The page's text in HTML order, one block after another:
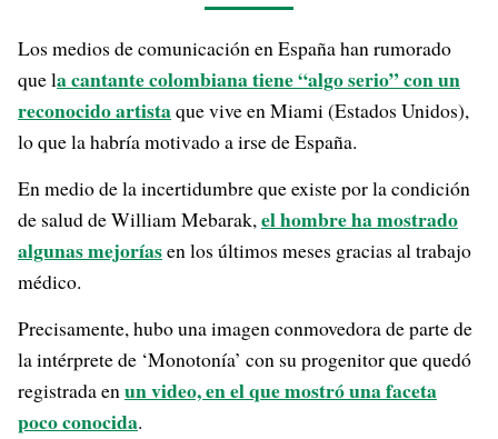
Los medios de comunicación en España han rumorado
que la cantante colombiana tiene “algo serio” con un
reconocido artistaque vive en Miami (Estados Unidos),
lo que la habría motivado a irse de España.
En medio de la incertidumbre que existe por la condición
de salud de William Mebarak,el hombre ha mostrado
algunas mejoríasen los últimos meses gracias al trabajo
médico.
Precisamente, hubo una imagen conmovedora de parte de
la intérprete de ‘Monotonía’ con su progenitor que quedó
registrada enun video, en el que mostró una faceta
poco conocida.